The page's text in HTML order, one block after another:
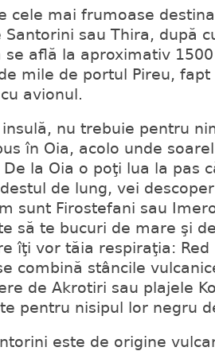
cele mai frumoase
Santorini sau Thira, după
se află la aproximativ
mile de portul Pireu,
avionul.
nu trebuie pentru
în Oia, acolo unde
la Oia o poţi lua la pas
de lung, vei
sunt Firostefani sau
să te bucuri de mare şi
îţi vor tăia respiraţia: Red
combină stâncile
de Akrotiri sau plajele
pentru nisipul lor negru
este de origine